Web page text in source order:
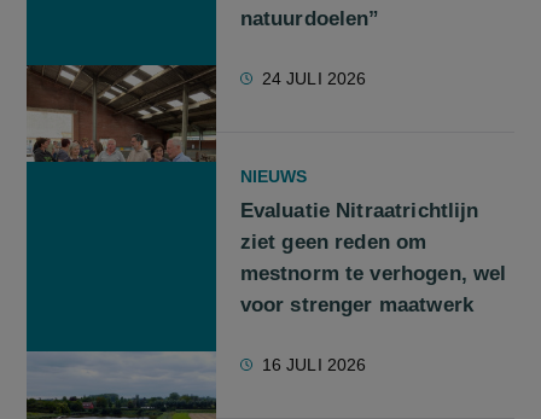
natuurdoelen”
24 JULI 2026
NIEUWS
Evaluatie Nitraatrichtlijn
ziet geen reden om
mestnorm te verhogen, wel
voor strenger maatwerk
16 JULI 2026